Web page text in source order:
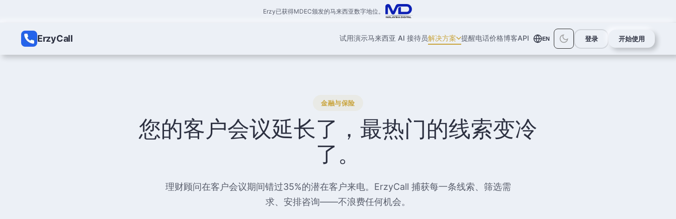
Erzy已获得MDEC颁发的马来西亚数字地位。
ErzyCall 试用演示马来西亚 AI 接待员解决方案 提醒电话价格博客API EN 登录 开始使用
金融与保险
您的客户会议延长了，最热门的线索变冷
了。
理财顾问在客户会议期间错过35%的潜在客户来电。ErzyCall 捕获每一条线索、筛选需
求、安排咨询——不浪费任何机会。